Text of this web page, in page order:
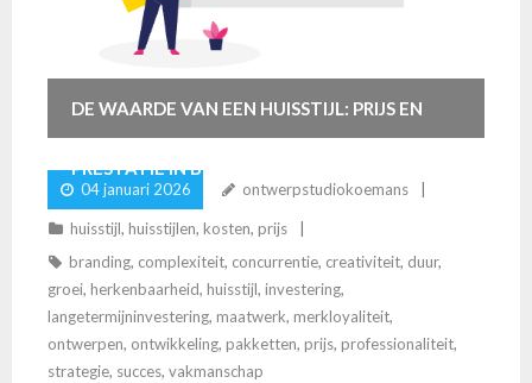
DE WAARDE VAN EEN HUISSTIJL: PRIJS EN
PRESTATIE IN BRANDING
04 januari 2026 ontwerpstudiokoemans
huisstijl, huisstijlen, kosten, prijs
branding, complexiteit, concurrentie, creativiteit, duur,
groei, herkenbaarheid, huisstijl, investering,
langetermijninvestering, maatwerk, merkloyaliteit,
ontwerpen, ontwikkeling, pakketten, prijs, professionaliteit,
strategie, succes, vakmanschap